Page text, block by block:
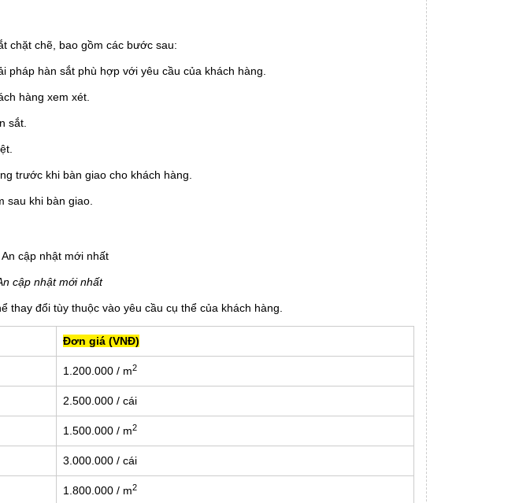
chặt chẽ, bao gồm các bước sau:
pháp hàn sắt phù hợp với yêu cầu của khách hàng.
hàng xem xét.
sắt.
trước khi bàn giao cho khách hàng.
sau khi bàn giao.
cập nhật mới nhất
thay đổi tùy thuộc vào yêu cầu cụ thể của khách hàng.
Đơn giá (VNĐ)
1.200.000 / m2
2.500.000 / cái
1.500.000 / m2
3.000.000 / cái
1.800.000 / m2